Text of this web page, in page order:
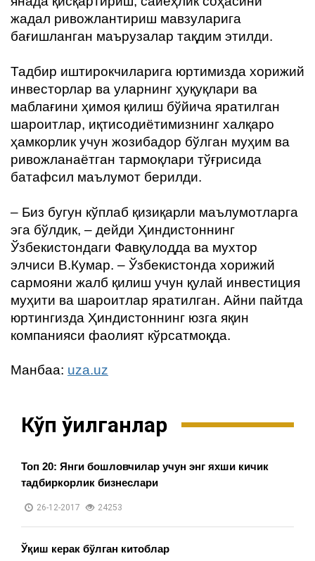
жадал ривожлантириш мавзуларига
бағишланган маърузалар тақдим этилди.
Тадбир иштирокчиларига юртимизда хорижий
инвесторлар ва уларнинг ҳуқуқлари ва
маблағини ҳимоя қилиш бўйича яратилган
шароитлар, иқтисодиётимизнинг халқаро
ҳамкорлик учун жозибадор бўлган муҳим ва
ривожланаётган тармоқлари тўғрисида
батафсил маълумот берилди.
– Биз бугун кўплаб қизиқарли маълумотларга
эга бўлдик, – дейди Ҳиндистоннинг
Ўзбекистондаги Фавқулодда ва мухтор
элчиси В.Кумар. – Ўзбекистонда хорижий
сармояни жалб қилиш учун қулай инвестиция
муҳити ва шароитлар яратилган. Айни пайтда
юртингизда Ҳиндистоннинг юзга яқин
компанияси фаолият кўрсатмоқда.
Манбаа: uza.uz
Кўп ўқилганлар
Топ 20: Янги бошловчилар учун энг яхши кичик
тадбиркорлик бизнеслари
26-12-2017 24253
Ўқиш керак бўлган китоблар